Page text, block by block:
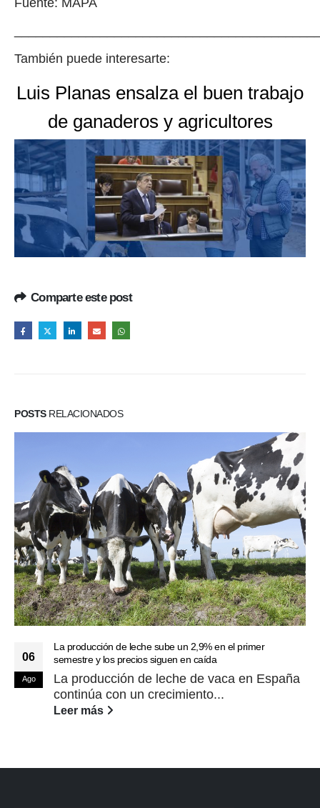
También puede interesarte:
Luis Planas ensalza el buen trabajo
de ganaderos y agricultores
Comparte este post
POSTSRELACIONADOS
06
Ago
La producción de leche sube un 2,9% en el primer
semestre y los precios siguen en caída
La producción de leche de vaca en España
continúa con un crecimiento...
Leer más